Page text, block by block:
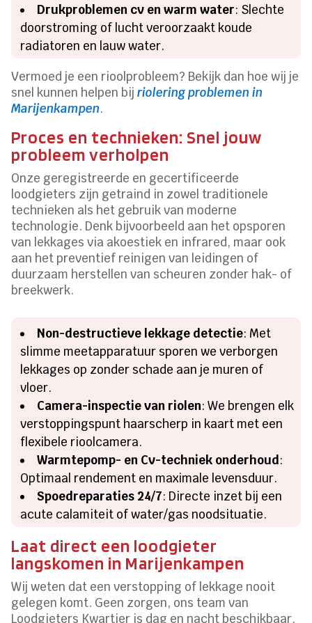
Drukproblemen cv en warm water: Slechte
doorstroming of lucht veroorzaakt koude
radiatoren en lauw water.
Vermoed je een rioolprobleem? Bekijk dan hoe wij je
snel kunnen helpen bijriolering problemen in
Marijenkampen.
Proces en technieken: Snel jouw
probleem verholpen
Onze geregistreerde en gecertificeerde
loodgieters zijn getraind in zowel traditionele
technieken als het gebruik van moderne
technologie. Denk bijvoorbeeld aan het opsporen
van lekkages via akoestiek en infrared, maar ook
aan het preventief reinigen van leidingen of
duurzaam herstellen van scheuren zonder hak- of
breekwerk.
Non-destructieve lekkage detectie: Met
slimme meetapparatuur sporen we verborgen
lekkages op zonder schade aan je muren of
vloer.
Camera-inspectie van riolen: We brengen elk
verstoppingspunt haarscherp in kaart met een
flexibele rioolcamera.
Warmtepomp- en Cv-techniek onderhoud:
Optimaal rendement en maximale levensduur.
Spoedreparaties 24/7: Directe inzet bij een
acute calamiteit of water/gas noodsituatie.
Laat direct een loodgieter
langskomen in Marijenkampen
Wij weten dat een verstopping of lekkage nooit
gelegen komt. Geen zorgen, ons team van
Loodgieters Kwartier is dag en nacht beschikbaar,